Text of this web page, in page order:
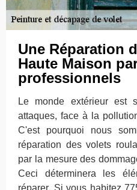
Une Réparation
Haute Maison
professionnels
Le monde extérieur est
attaques, face à la
C'est pourquoi nous
réparation des volets
par la mesure des
Ceci déterminera les
réparer. Si vous habitez